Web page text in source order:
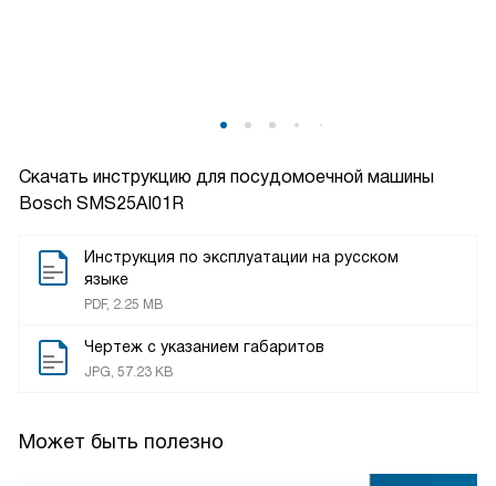
Скачать инструкцию для посудомоечной машины
Bosch SMS25AI01R
Инструкция по эксплуатации на русском
языке
PDF, 2.25 MB
Чертеж с указанием габаритов
JPG, 57.23 KB
Может быть полезно